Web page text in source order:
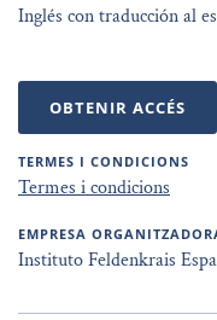
Inglés con traducción al
OBTENIR ACCÉS
TERMES I CONDICIONS
Termes i condicions
EMPRESA
Instituto Feldenkrais